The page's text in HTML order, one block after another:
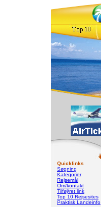
Quicklinks
Søgning
Kategorier
Rejsemål
Om/kontakt
Tilføj/ret link
Top 10 Rejsesites
Praktisk Landeinfo